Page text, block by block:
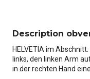
Description
HELVETIA im
links, den linken Arm
in der rechten Hand